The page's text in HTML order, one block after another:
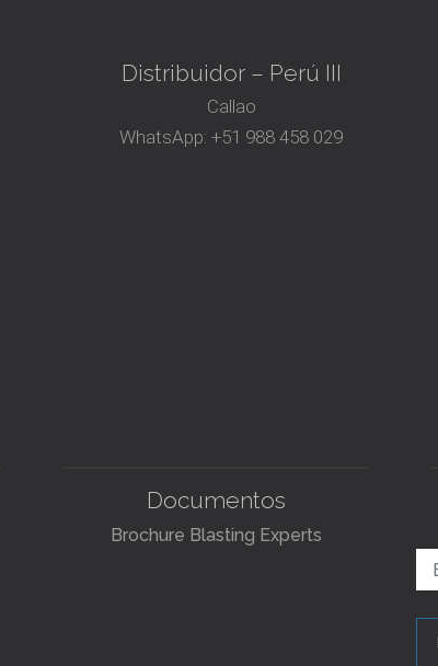
Distribuidor – Perú III
Callao
WhatsApp: +51 988 458 029
Documentos
Brochure Blasting Experts